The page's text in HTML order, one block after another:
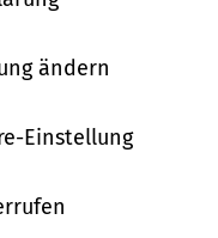
ändern
Einstellung